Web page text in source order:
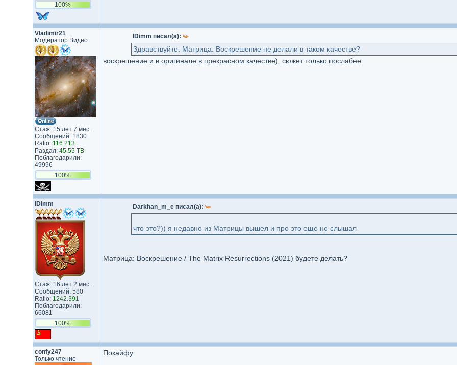
100%
Vladimir21
Модератор Видео
Стаж: 15 лет 7 мес.
Сообщений: 1830
Ratio: 116.213
Раздал: 45.55 TB
Поблагодарили:
49996
100%
IDimm писал(а):
Здравствуйте. Матрица: Воскрешение не делали в таком качестве?
воскрешение и в оригинале в прекрасном качестве). сюжет только послабее.
IDimm
Стаж: 16 лет 2 мес.
Сообщений: 580
Ratio: 1242.391
Поблагодарили:
66081
100%
Darkhan_m_e писал(а):
что это?)) я недавно из Матрицы вышел и про это еще не слышал
Матрица: Воскрешение / The Matrix Resurrections (2021) будете делать?
confy247
Только чтение
Покайфу